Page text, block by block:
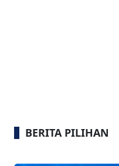
BERITA PILIHAN